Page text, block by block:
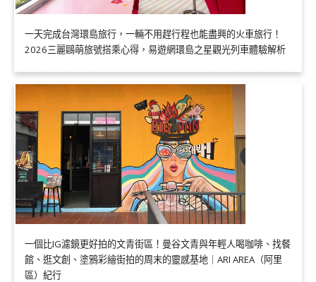
一天完成台灣環島旅行，一輛不用趕行程也能盡興的火車旅行！
2026三麗鷗萌旅號搭乘心得，易遊網環島之星觀光列車體驗解析
一個比IG濾鏡更好拍的文青街區！曼谷文青與年輕人喝咖啡、找餐
館、逛文創、塗鴉彩繪街拍的周末的靈感基地｜ARI AREA（阿里
區）紀行